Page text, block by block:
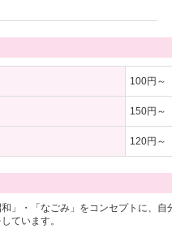
100円～
150円～
120円～
」・「なごみ」をコンセプトに、
ています。